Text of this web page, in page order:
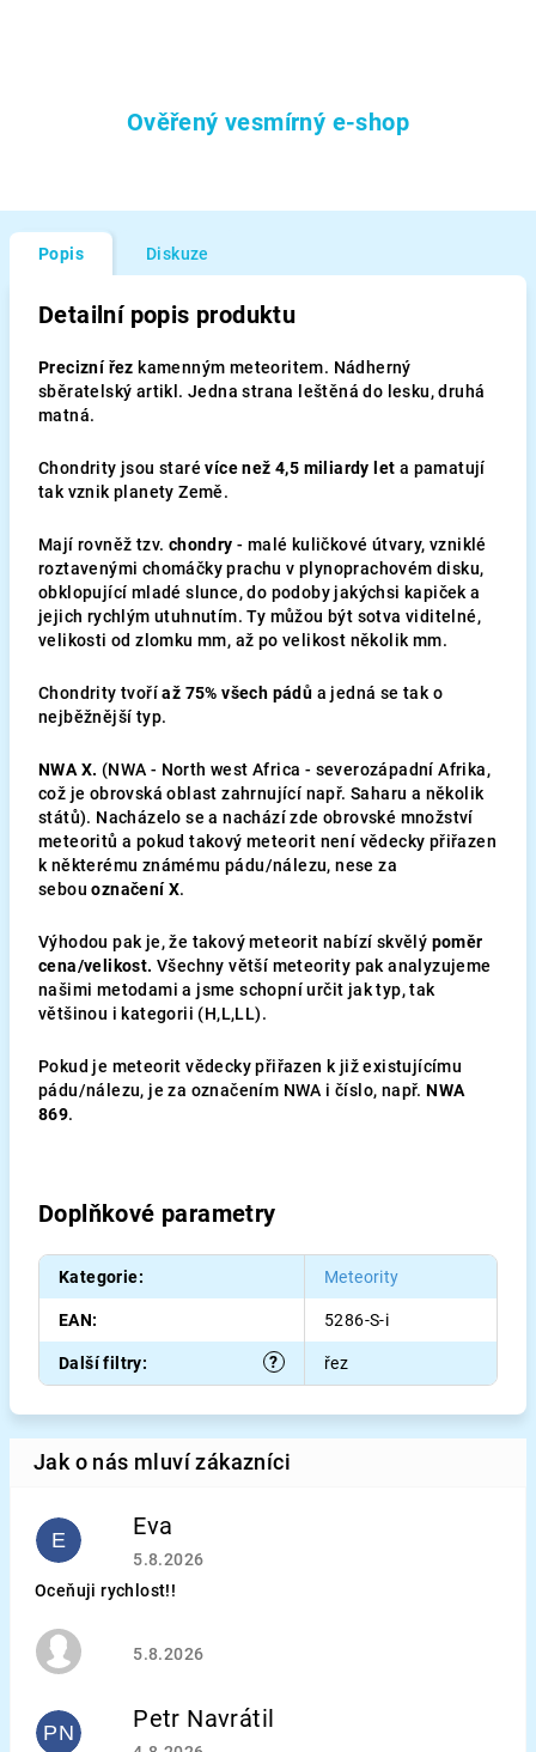
Ověřený vesmírný e-shop
Popis Diskuze
Detailní popis produktu
Precizní řez kamenným meteoritem. Nádherný
sběratelský artikl. Jedna strana leštěná do lesku, druhá
matná.
Chondrity jsou staré více než 4,5 miliardy let a pamatují
tak vznik planety Země.
Mají rovněž tzv. chondry - malé kuličkové útvary, vzniklé
roztavenými chomáčky prachu v plynoprachovém disku,
obklopující mladé slunce, do podoby jakýchsi kapiček a
jejich rychlým utuhnutím. Ty můžou být sotva viditelné,
velikosti od zlomku mm, až po velikost několik mm.
Chondrity tvoří až 75% všech pádů a jedná se tak o
nejběžnější typ.
NWA X. (NWA - North west Africa - severozápadní Afrika,
což je obrovská oblast zahrnující např. Saharu a několik
států). Nacházelo se a nachází zde obrovské množství
meteoritů a pokud takový meteorit není vědecky přiřazen
k některému známému pádu/nálezu, nese za
sebou označení X.
Výhodou pak je, že takový meteorit nabízí skvělý poměr
cena/velikost. Všechny větší meteority pak analyzujeme
našimi metodami a jsme schopní určit jak typ, tak
většinou i kategorii (H,L,LL).
Pokud je meteorit vědecky přiřazen k již existujícímu
pádu/nálezu, je za označením NWA i číslo, např. NWA
869.
Doplňkové parametry
Kategorie: Meteority
EAN: 5286-S-i
?
Další filtry: řez
E Eva
Hodnocení obchodu je 5 z 5 hvězdiček.
5.8.2026
Oceňuji rychlost!!
Hodnocení obchodu je 5 z 5 hvězdiček.
5.8.2026
PN Petr Navrátil
Hodnocení obchodu je 5 z 5 hvězdiček.